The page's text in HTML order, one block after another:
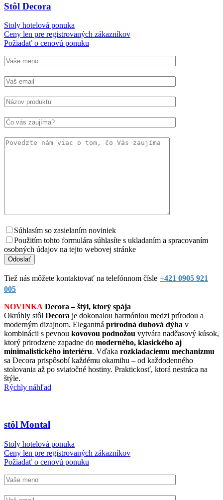
Stôl Decora
Stoly hotelová ponuka
Ceny len pre registrovaných zákazníkov
Požiadať o cenovú ponuku
Súhlasím so zasielaním noviniek
Použitím tohto formulára súhlasíte s ukladaním a spracovaním
osobných údajov na tejto webovej stránke
Tiež nás môžete kontaktovať na telefónnom čísle +421 0905 921
005
NOVINKA Decora – štýl, ktorý spája
Okrúhly stôl Decora je dokonalou harmóniou medzi prírodou a
moderným dizajnom. Elegantná prírodná dubová dýha v
kombinácii s pevnou kovovou podnožou vytvára nadčasový kúsok,
ktorý prirodzene zapadne do moderného, klasického aj
minimalistického interiéru. Vďaka rozkladaciemu mechanizmu
sa Decora prispôsobí každému okamihu – od každodenného
stolovania až po sviatočné hostiny. Praktickosť, ktorá nestráca na
štýle.
Rýchly náhľad
stôl Montal
Stoly hotelová ponuka
Ceny len pre registrovaných zákazníkov
Požiadať o cenovú ponuku